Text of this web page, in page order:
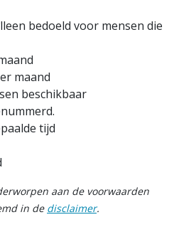
bedoeld voor mensen die
maand
beschikbaar
tijd
aan de voorwaarden
in de disclaimer.